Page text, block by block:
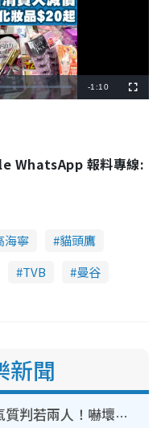
R
a
g
-1:10
u
n
WhatsApp 報料專線:
海寧
貓頭鷹
TVB
曼谷
新聞
簡淑兒染金毛剪短頭髮氣質判若兩人！嚇壞老公麥大力都認唔出：「你做咩事？」